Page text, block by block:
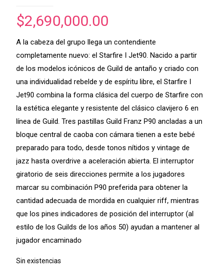
$2,690,000.00
A la cabeza del grupo llega un contendiente
completamente nuevo: el Starfire I Jet90. Nacido a partir
de los modelos icónicos de Guild de antaño y criado con
una individualidad rebelde y de espíritu libre, el Starfire I
Jet90 combina la forma clásica del cuerpo de Starfire con
la estética elegante y resistente del clásico clavijero 6 en
línea de Guild. Tres pastillas Guild Franz P90 ancladas a un
bloque central de caoba con cámara tienen a este bebé
preparado para todo, desde tonos nítidos y vintage de
jazz hasta overdrive a aceleración abierta. El interruptor
giratorio de seis direcciones permite a los jugadores
marcar su combinación P90 preferida para obtener la
cantidad adecuada de mordida en cualquier riff, mientras
que los pines indicadores de posición del interruptor (al
estilo de los Guilds de los años 50) ayudan a mantener al
jugador encaminado
Sin existencias